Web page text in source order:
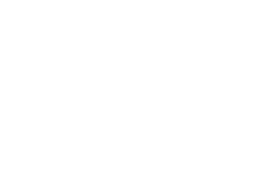
is felvegyük a
megnőtt a szívroham